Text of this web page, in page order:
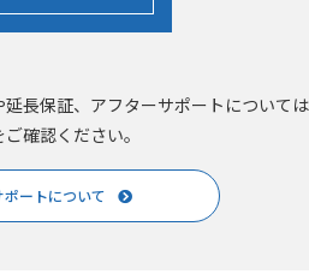
長保証、アフターサポートについては
確認ください。
ポートについて